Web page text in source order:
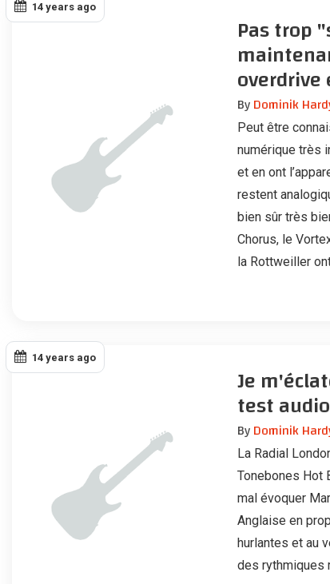
14 years ago
Pas trop
ByDominik
Peut être
numérique très
et en ont
restent
bien sûr très
Chorus, le
la Rottweiller
14 years ago
Je
test
ByDominik
La Radial
Tonebones Hot
mal évoquer
Anglaise en
hurlantes et au
des rythmiques